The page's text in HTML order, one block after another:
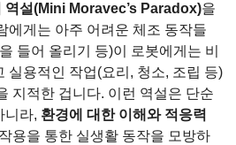
역설(Mini Moravec’s Paradox)을
에게는 아주 어려운 체조 동작들
들어 올리기 등)이 로봇에게는 비
실용적인 작업(요리, 청소, 조립 등)
지적한 겁니다. 이런 역설은 단순
니라, 환경에 대한 이해와 적응력
용을 통한 실생활 동작을 모방하